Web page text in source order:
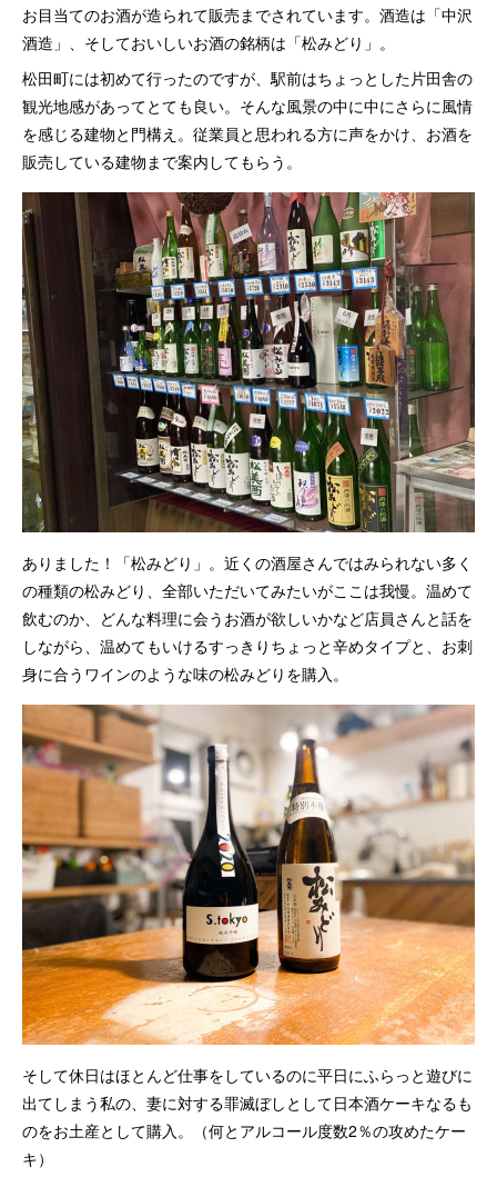
お目当てのお酒が造られて販売までされています。酒造は「中沢
酒造」、そしておいしいお酒の銘柄は「松みどり」。
松田町には初めて行ったのですが、駅前はちょっとした片田舎の
観光地感があってとても良い。そんな風景の中に中にさらに風情
を感じる建物と門構え。従業員と思われる方に声をかけ、お酒を
販売している建物まで案内してもらう。
ありました！「松みどり」。近くの酒屋さんではみられない多く
の種類の松みどり、全部いただいてみたいがここは我慢。温めて
飲むのか、どんな料理に会うお酒が欲しいかなど店員さんと話を
しながら、温めてもいけるすっきりちょっと辛めタイプと、お刺
身に合うワインのような味の松みどりを購入。
そして休日はほとんど仕事をしているのに平日にふらっと遊びに
出てしまう私の、妻に対する罪滅ぼしとして日本酒ケーキなるも
のをお土産として購入。（何とアルコール度数2％の攻めたケー
キ）